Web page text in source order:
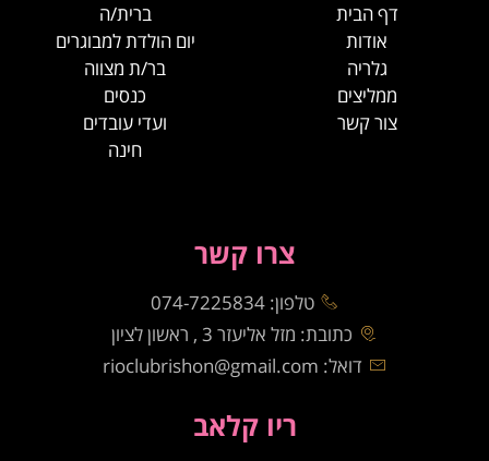
דף הבית
אודות
גלריה
ממליצים
צור קשר
ברית/ה
יום הולדת למבוגרים
בר/ת מצווה
כנסים
ועדי עובדים
חינה
צרו קשר
טלפון: 074-7225834
כתובת: מזל אליעזר 3 , ראשון לציון
דואל: rioclubrishon@gmail.com
ריו קלאב